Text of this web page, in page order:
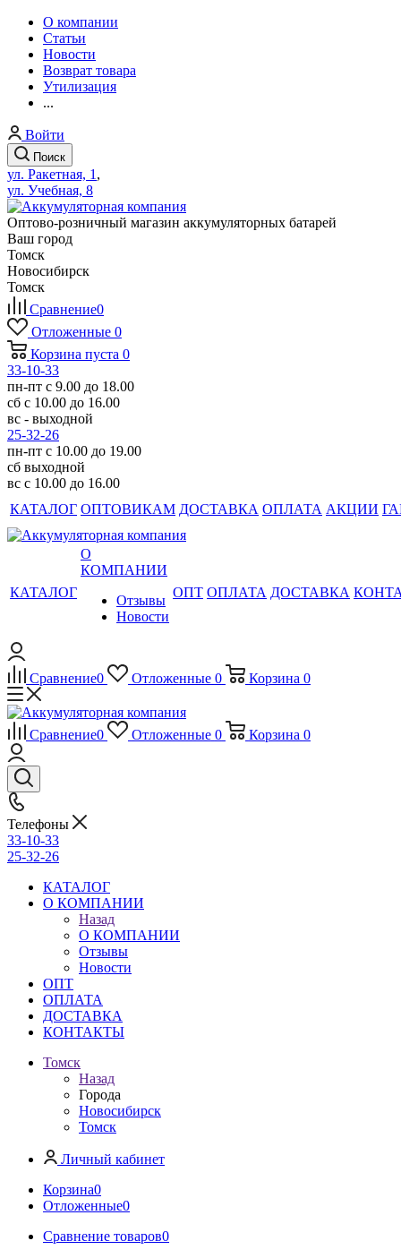
О компании
Статьи
Новости
Возврат товара
Утилизация
...
Войти
Поиск
ул. Ракетная, 1 ,
ул. Учебная, 8
Оптово-розничный магазин аккумуляторных батарей
Ваш город
Томск
Новосибирск
Томск
Сравнение0
Отложенные 0
Корзина пуста 0
33-10-33
пн-пт с 9.00 до 18.00
сб с 10.00 до 16.00
вс - выходной
25-32-26
пн-пт с 10.00 до 19.00
сб выходной
вс с 10.00 до 16.00
КАТАЛОГ ОПТОВИКАМ ДОСТАВКА ОПЛАТА АКЦИИ
КАТАЛОГ
О
КОМПАНИИ
Отзывы
Новости
ОПТ ОПЛАТА ДОСТАВКА
Сравнение0 Отложенные 0 Корзина 0
Сравнение0 Отложенные 0 Корзина 0
Телефоны
33-10-33
25-32-26
КАТАЛОГ
О КОМПАНИИ
Назад
О КОМПАНИИ
Отзывы
Новости
ОПТ
ОПЛАТА
ДОСТАВКА
КОНТАКТЫ
Томск
Назад
Города
Новосибирск
Томск
Личный кабинет
Корзина0
Отложенные0
Сравнение товаров0